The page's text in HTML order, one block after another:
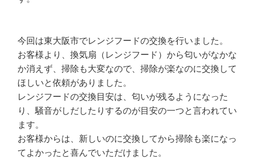
今回は東大阪市でレンジフードの交換を行いました。
お客様より、換気扇（レンジフード）から匂いがなかな
か消えず、掃除も大変なので、掃除が楽なのに交換して
ほしいと依頼がありました。
レンジフードの交換目安は、匂いが残るようになった
り、騒音がしだしたりするのが目安の一つと言われてい
ます。
お客様からは、新しいのに交換してから掃除も楽になっ
てよかったと喜んでいただけました。